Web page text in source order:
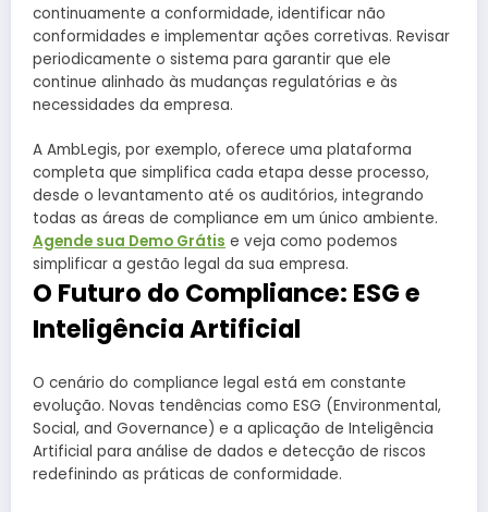
continuamente a conformidade, identificar não
conformidades e implementar ações corretivas. Revisar
periodicamente o sistema para garantir que ele
continue alinhado às mudanças regulatórias e às
necessidades da empresa.
A AmbLegis, por exemplo, oferece uma plataforma
completa que simplifica cada etapa desse processo,
desde o levantamento até os auditórios, integrando
todas as áreas de compliance em um único ambiente.
Agende sua Demo Grátis e veja como podemos
simplificar a gestão legal da sua empresa.
O Futuro do Compliance: ESG e
Inteligência Artificial
O cenário do compliance legal está em constante
evolução. Novas tendências como ESG (Environmental,
Social, and Governance) e a aplicação de Inteligência
Artificial para análise de dados e detecção de riscos
redefinindo as práticas de conformidade.